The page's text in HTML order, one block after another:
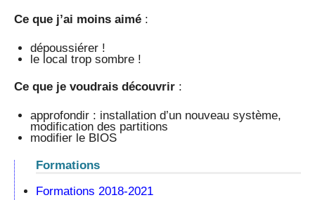
Ce que j’ai moins aimé :
dépoussiérer !
le local trop sombre !
Ce que je voudrais découvrir :
approfondir : installation d’un nouveau système,
modification des partitions
modifier le BIOS
Formations
Formations 2018-2021